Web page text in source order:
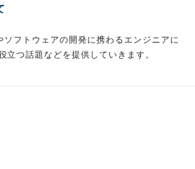
フトウェアの開発に携わるエンジニアに
立つ話題などを提供していきます。